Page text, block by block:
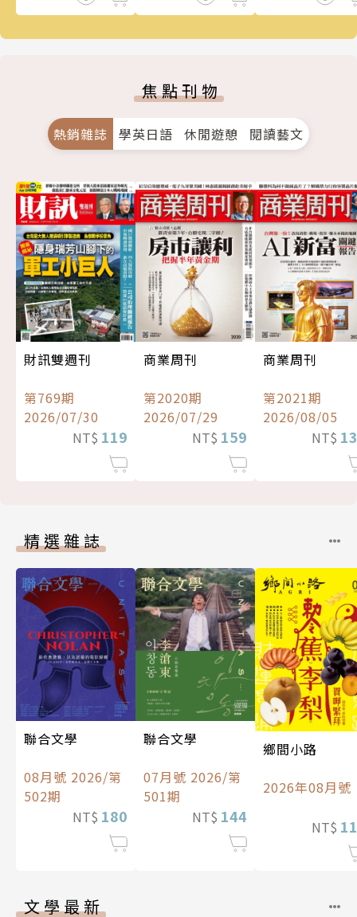
焦點刊物
熱銷雜誌 學英日語 休閒遊憩 閱讀藝文
財訊雙週刊
第769期
2026/07/30
NT$ 119
商業周刊
第2020期
2026/07/29
NT$ 159
商業周刊
第2021期
2026/08/05
NT$
精選雜誌
聯合文學
08月號 2026/第
502期
NT$ 180
聯合文學
07月號 2026/第
501期
NT$ 144
鄉間小路
2026年08月號
NT$
文學最新